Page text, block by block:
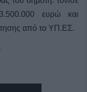
ευρώ και
από το ΥΠ.ΕΣ.